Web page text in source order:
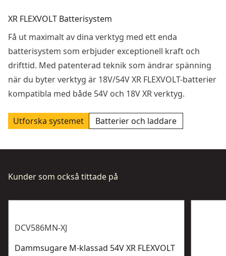
XR FLEXVOLT Batterisystem
Få ut maximalt av dina verktyg med ett enda
batterisystem som erbjuder exceptionell kraft och
drifttid. Med patenterad teknik som ändrar spänning
när du byter verktyg är 18V/54V XR FLEXVOLT-batterier
kompatibla med både 54V och 18V XR verktyg.
Utforska systemet Batterier och laddare
Kunder som också tittade på
DCV586MN-XJ
Dammsugare M-klassad 54V XR FLEXVOLT